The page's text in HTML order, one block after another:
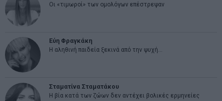
Οι «τιμωροί» των ομολόγων επέστρεψαν
Εύη Φραγκάκη
Η αληθινή παιδεία ξεκινά από την ψυχή…
Σταματίνα Σταματάκου
Η βία κατά των ζώων δεν αντέχει βολικές ερμηνείες